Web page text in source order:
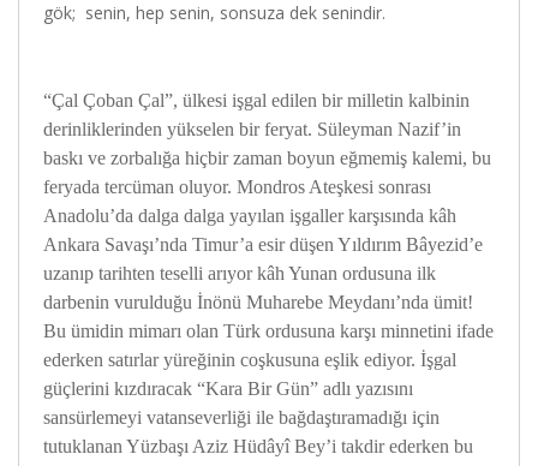
gök; senin, hep senin, sonsuza dek senindir.
“Çal Çoban Çal”, ülkesi işgal edilen bir milletin kalbinin
derinliklerinden yükselen bir feryat. Süleyman Nazif’in
baskı ve zorbalığa hiçbir zaman boyun eğmemiş kalemi, bu
feryada tercüman oluyor. Mondros Ateşkesi sonrası
Anadolu’da dalga dalga yayılan işgaller karşısında kâh
Ankara Savaşı’nda Timur’a esir düşen Yıldırım Bâyezid’e
uzanıp tarihten teselli arıyor kâh Yunan ordusuna ilk
darbenin vurulduğu İnönü Muharebe Meydanı’nda ümit!
Bu ümidin mimarı olan Türk ordusuna karşı minnetini ifade
ederken satırlar yüreğinin coşkusuna eşlik ediyor. İşgal
güçlerini kızdıracak “Kara Bir Gün” adlı yazısını
sansürlemeyi vatanseverliği ile bağdaştıramadığı için
tutuklanan Yüzbaşı Aziz Hüdâyî Bey’i takdir ederken bu